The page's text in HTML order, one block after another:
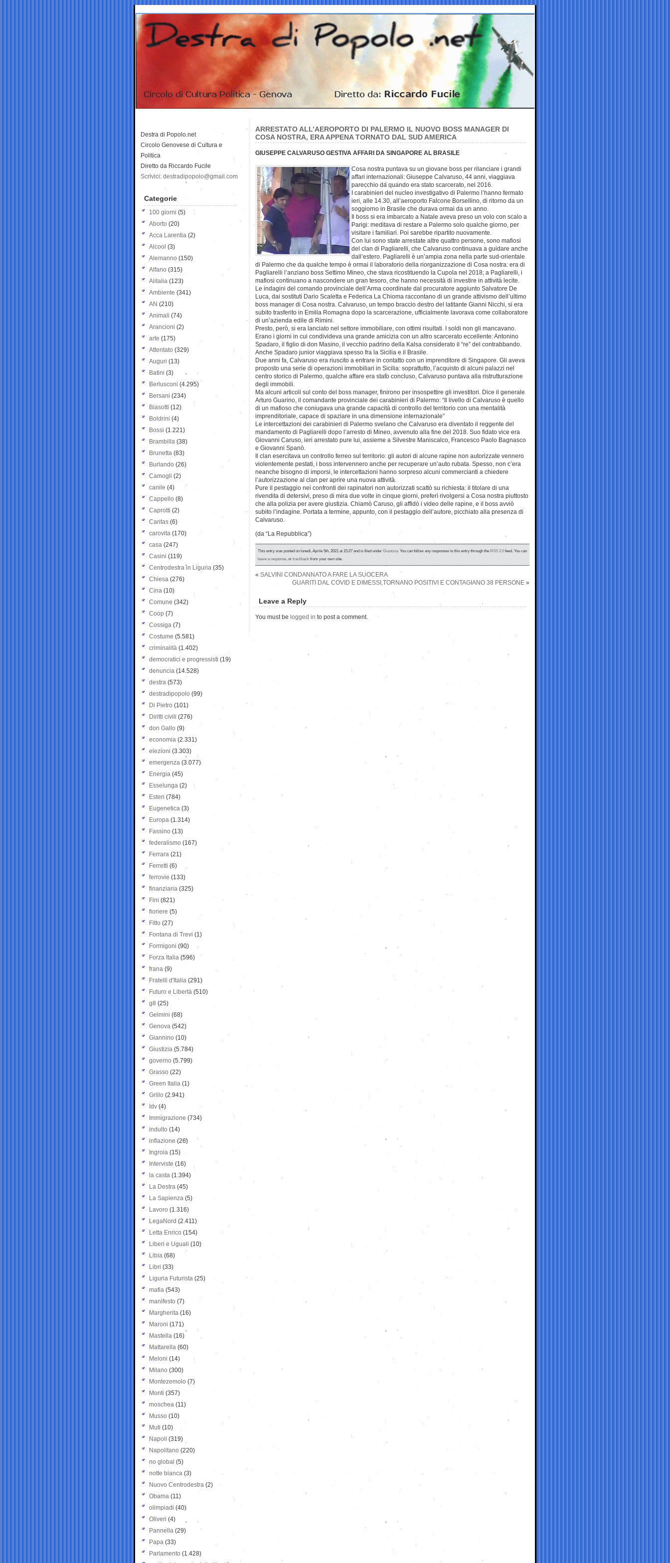
ARRESTATO ALL’AEROPORTO DI PALERMO IL NUOVO BOSS MANAGER DI
COSA NOSTRA, ERA APPENA TORNATO DAL SUD AMERICA
GIUSEPPE CALVARUSO GESTIVA AFFARI DA SINGAPORE AL BRASILE
Cosa nostra puntava su un giovane boss per rilanciare i grandi
affari internazionali: Giuseppe Calvaruso, 44 anni, viaggiava
parecchio da quando era stato scarcerato, nel 2016.
I carabinieri del nucleo investigativo di Palermo l’hanno fermato
ieri, alle 14.30, all’aeroporto Falcone Borsellino, di ritorno da un
soggiorno in Brasile che durava ormai da un anno.
Il boss si era imbarcato a Natale aveva preso un volo con scalo a
Parigi: meditava di restare a Palermo solo qualche giorno, per
visitare i familiari. Poi sarebbe ripartito nuovamente.
Con lui sono state arrestate altre quattro persone, sono mafiosi
del clan di Pagliarelli, che Calvaruso continuava a guidare anche
dall’estero. Pagliarelli è un’ampia zona nella parte sud-orientale
di Palermo che da qualche tempo è ormai il laboratorio della riorganizzazione di Cosa nostra: era di
Pagliarelli l’anziano boss Settimo Mineo, che stava ricostituendo la Cupola nel 2018; a Pagliarelli, i
mafiosi continuano a nascondere un gran tesoro, che hanno necessità di investire in attività lecite.
Le indagini del comando provinciale dell’Arma coordinate dal procuratore aggiunto Salvatore De
Luca, dai sostituti Dario Scaletta e Federica La Chioma raccontano di un grande attivismo dell’ultimo
boss manager di Cosa nostra. Calvaruso, un tempo braccio destro del latitante Gianni Nicchi, si era
subito trasferito in Emilia Romagna dopo la scarcerazione, ufficialmente lavorava come collaboratore
di un’azienda edile di Rimini.
Presto, però, si era lanciato nel settore immobiliare, con ottimi risultati. I soldi non gli mancavano.
Erano i giorni in cui condivideva una grande amicizia con un altro scarcerato eccellente: Antonino
Spadaro, il figlio di don Masino, il vecchio padrino della Kalsa considerato il “re” del contrabbando.
Anche Spadaro junior viaggiava spesso fra la Sicilia e il Brasile.
Due anni fa, Calvaruso era riuscito a entrare in contatto con un imprenditore di Singapore. Gli aveva
proposto una serie di operazioni immobiliari in Sicilia: soprattutto, l’acquisto di alcuni palazzi nel
centro storico di Palermo, qualche affare era stato concluso, Calvaruso puntava alla ristrutturazione
degli immobili.
Ma alcuni articoli sul conto del boss manager, finirono per insospettire gli investitori. Dice il generale
Arturo Guarino, il comandante provinciale dei carabinieri di Palermo: “Il livello di Calvaruso è quello
di un mafioso che coniugava una grande capacità di controllo del territorio con una mentalità
imprenditoriale, capace di spaziare in una dimensione internazionale”
Le intercettazioni dei carabinieri di Palermo svelano che Calvaruso era diventato il reggente del
mandamento di Pagliarelli dopo l’arresto di Mineo, avvenuto alla fine del 2018. Suo fidato vice era
Giovanni Caruso, ieri arrestato pure lui, assieme a Silvestre Maniscalco, Francesco Paolo Bagnasco
e Giovanni Spanò.
Il clan esercitava un controllo ferreo sul territorio: gli autori di alcune rapine non autorizzate vennero
violentemente pestati, i boss intervennero anche per recuperare un’auto rubata. Spesso, non c’era
neanche bisogno di imporsi, le intercettazioni hanno sorpreso alcuni commercianti a chiedere
l’autorizzazione al clan per aprire una nuova attività.
Pure il pestaggio nei confronti dei rapinatori non autorizzati scattò su richiesta: il titolare di una
rivendita di detersivi, preso di mira due volte in cinque giorni, preferì rivolgersi a Cosa nostra piuttosto
che alla polizia per avere giustizia. Chiamò Caruso, gli affidò i video delle rapine, e il boss avviò
subito l’indagine. Portata a termine, appunto, con il pestaggio dell’autore, picchiato alla presenza di
Calvaruso.
(da “La Repubblica”)
This entry was posted on lunedì, Aprile 5th, 2021 at 15:27 and is filed underGiustizia. You can follow any responses to this entry through theRSS 2.0feed. You can
leave a response, ortrackbackfrom your own site.
« SALVINI CONDANNATO A FARE LA SUOCERA
GUARITI DAL COVID E DIMESSI,TORNANO POSITIVI E CONTAGIANO 38 PERSONE »
Leave a Reply
You must be logged in to post a comment.
Destra di Popolo.net
Circolo Genovese di Cultura e
Politica
Diretto da Riccardo Fucile
Scrivici: destradipopolo@gmail.com
Categorie
100 giorni (5)
Aborto (20)
Acca Larentia (2)
Alcool (3)
Alemanno (150)
Alfano (315)
Alitalia (123)
Ambiente (341)
AN (210)
Animali (74)
Arancioni (2)
arte (175)
Attentato (329)
Auguri (13)
Batini (3)
Berlusconi (4.295)
Bersani (234)
Biasotti (12)
Boldrini (4)
Bossi (1.221)
Brambilla (38)
Brunetta (83)
Burlando (26)
Camogli (2)
canile (4)
Cappello (8)
Caprotti (2)
Caritas (6)
carovita (170)
casa (247)
Casini (119)
Centrodestra in Liguria (35)
Chiesa (276)
Cina (10)
Comune (342)
Coop (7)
Cossiga (7)
Costume (5.581)
criminalità (1.402)
democratici e progressisti (19)
denuncia (14.528)
destra (573)
destradipopolo (99)
Di Pietro (101)
Diritti civili (276)
don Gallo (9)
economia (2.331)
elezioni (3.303)
emergenza (3.077)
Energia (45)
Esselunga (2)
Esteri (784)
Eugenetica (3)
Europa (1.314)
Fassino (13)
federalismo (167)
Ferrara (21)
Ferretti (6)
ferrovie (133)
finanziaria (325)
Fini (821)
fioriere (5)
Fitto (27)
Fontana di Trevi (1)
Formigoni (90)
Forza Italia (596)
frana (9)
Fratelli d'Italia (291)
Futuro e Libertà (510)
g8 (25)
Gelmini (68)
Genova (542)
Giannino (10)
Giustizia (5.784)
governo (5.799)
Grasso (22)
Green Italia (1)
Grillo (2.941)
Idv (4)
Immigrazione (734)
indulto (14)
inflazione (26)
Ingroia (15)
Interviste (16)
la casta (1.394)
La Destra (45)
La Sapienza (5)
Lavoro (1.316)
LegaNord (2.411)
Letta Enrico (154)
Liberi e Uguali (10)
Libia (68)
Libri (33)
Liguria Futurista (25)
mafia (543)
manifesto (7)
Margherita (16)
Maroni (171)
Mastella (16)
Mattarella (60)
Meloni (14)
Milano (300)
Montezemolo (7)
Monti (357)
moschea (11)
Musso (10)
Muti (10)
Napoli (319)
Napolitano (220)
no global (5)
notte bianca (3)
Nuovo Centrodestra (2)
Obama (11)
olimpiadi (40)
Oliveri (4)
Pannella (29)
Papa (33)
Parlamento (1.428)